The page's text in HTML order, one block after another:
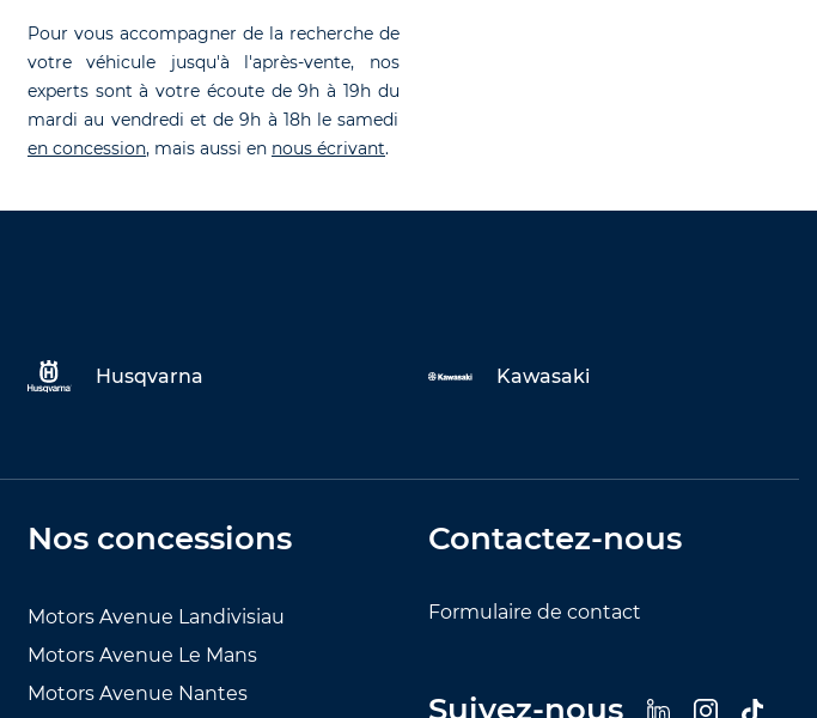
Pour vous accompagner de la recherche de
votre véhicule jusqu'à l'après-vente, nos
experts sont à votre écoute de 9h à 19h du
mardi au vendredi et de 9h à 18h le samedi
en concession, mais aussi en nous écrivant.
Husqvarna
Kawasaki
Nos concessions
Motors Avenue Landivisiau
Motors Avenue Le Mans
Motors Avenue Nantes
Contactez-nous
Formulaire de contact
Suivez-nous